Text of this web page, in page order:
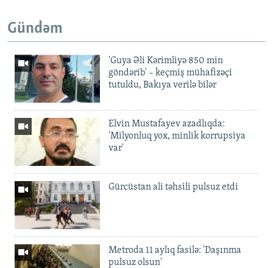
Gündəm
'Guya Əli Kərimliyə 850 min
göndərib' – keçmiş mühafizəçi
tutuldu, Bakıya verilə bilər
Elvin Mustafayev azadlıqda:
'Milyonluq yox, minlik korrupsiya
var'
Gürcüstan ali təhsili pulsuz etdi
Metroda 11 aylıq fasilə: 'Daşınma
pulsuz olsun'